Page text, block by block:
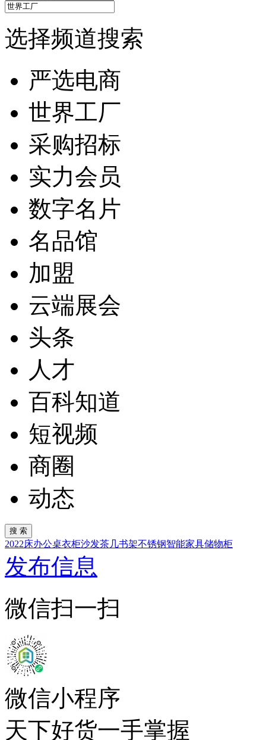
选择频道搜索
严选电商
世界工厂
采购招标
实力会员
数字名片
名品馆
加盟
云端展会
头条
人才
百科知道
短视频
商圈
动态
2022床办公桌衣柜沙发茶几书架不锈钢智能家具储物柜
发布信息
微信扫一扫
微信小程序
天下好货一手掌握